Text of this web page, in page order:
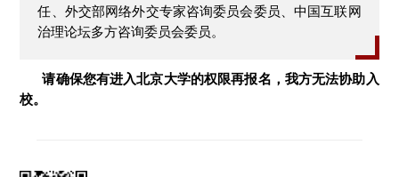
任、外交部网络外交专家咨询委员会委员、中国互联网
治理论坛多方咨询委员会委员。
请确保您有进入北京大学的权限再报名，我方无法协助入
校。